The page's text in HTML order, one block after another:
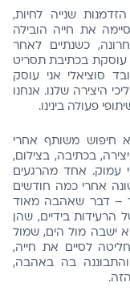
שנייה לחיות,
את חייה הובילה
כשנתיים לאחר
עוסקת בכתיבת תסריט
סוציאלי אני עוסק
היצירה שלנו. אנחנו
פעולה בינינו.
חיפוש משותף אחרי
בכתיבה, בצילום,
עמוק. אחד מהרגעים
אחרי כמה חודשים
– דבר שאהבה מאוד
בידיים, שהן
ישבה מול הים, שמול
לסיים את חייה,
בה באהבה,